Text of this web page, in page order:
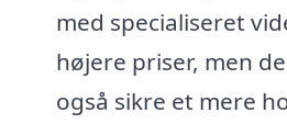
med specialiseret
højere priser, men
også sikre et mere